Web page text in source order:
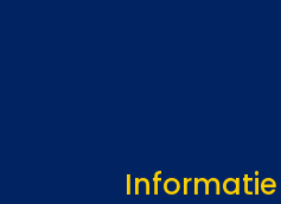
Informatie